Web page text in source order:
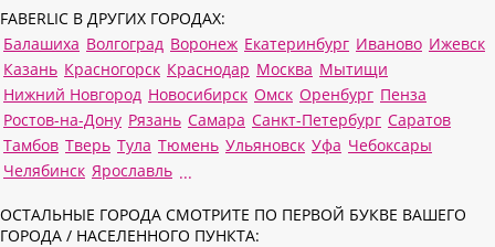
FABERLIC В ДРУГИХ ГОРОДАХ:
Балашиха Волгоград Воронеж Екатеринбург Иваново Ижевск
Казань Красногорск Краснодар Москва Мытищи
Нижний Новгород Новосибирск Омск Оренбург Пенза
Ростов-на-Дону Рязань Самара Санкт-Петербург Саратов
Тамбов Тверь Тула Тюмень Ульяновск Уфа Чебоксары
Челябинск Ярославль ...
ОСТАЛЬНЫЕ ГОРОДА СМОТРИТЕ ПО ПЕРВОЙ БУКВЕ ВАШЕГО
ГОРОДА / НАСЕЛЕННОГО ПУНКТА: